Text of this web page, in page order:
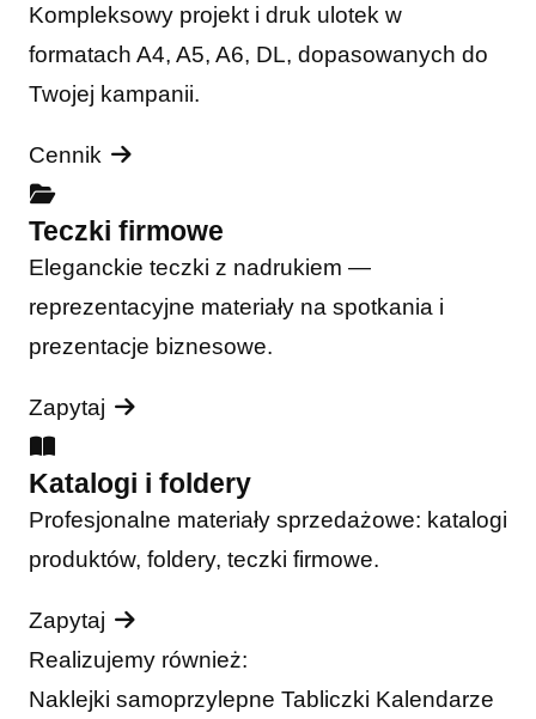
Kompleksowy projekt i druk ulotek w
formatach A4, A5, A6, DL, dopasowanych do
Twojej kampanii.
Cennik
Teczki firmowe
Eleganckie teczki z nadrukiem —
reprezentacyjne materiały na spotkania i
prezentacje biznesowe.
Zapytaj
Katalogi i foldery
Profesjonalne materiały sprzedażowe: katalogi
produktów, foldery, teczki firmowe.
Zapytaj
Realizujemy również:
Naklejki samoprzylepne Tabliczki Kalendarze